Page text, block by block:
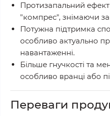
Протизапальний ефект
"компрес", знімаючи
Потужна підтримка
особливо актуально
навантаженні.
Більше гнучкості та
особливо вранці або
Переваги